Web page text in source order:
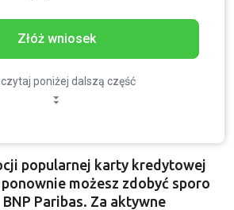
Złóż wniosek
poniżej dalszą część
popularnej karty kredytowej
możesz zdobyć sporo
Paribas. Za aktywne